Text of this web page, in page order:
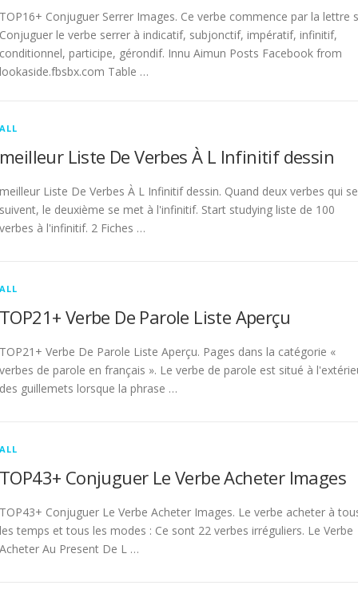
TOP16+ Conjuguer Serrer Images. Ce verbe commence par la lettre
Conjuguer le verbe serrer à indicatif, subjonctif, impératif, infinitif,
conditionnel, participe, gérondif. Innu Aimun Posts Facebook from
lookaside.fbsbx.com Table …
ALL
meilleur Liste De Verbes À L Infinitif dessin
meilleur Liste De Verbes À L Infinitif dessin. Quand deux verbes qui se
suivent, le deuxième se met à l'infinitif. Start studying liste de 100
verbes à l'infinitif. 2 Fiches …
ALL
TOP21+ Verbe De Parole Liste Aperçu
TOP21+ Verbe De Parole Liste Aperçu. Pages dans la catégorie «
verbes de parole en français ». Le verbe de parole est situé à
des guillemets lorsque la phrase …
ALL
TOP43+ Conjuguer Le Verbe Acheter Images
TOP43+ Conjuguer Le Verbe Acheter Images. Le verbe acheter à
les temps et tous les modes : Ce sont 22 verbes irréguliers. Le Verbe
Acheter Au Present De L …